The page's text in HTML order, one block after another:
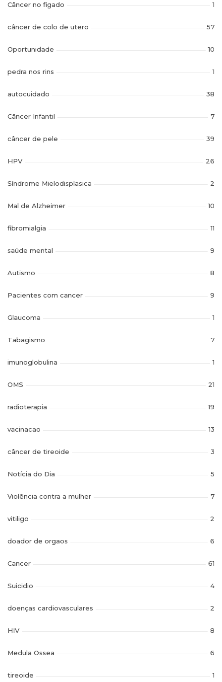
Câncer no figado 1
câncer de colo de utero 57
Oportunidade 10
pedra nos rins 1
autocuidado 38
Câncer Infantil 7
câncer de pele 39
HPV 26
Síndrome Mielodisplasica 2
Mal de Alzheimer 10
fibromialgia 11
saúde mental 9
Autismo 8
Pacientes com cancer 9
Glaucoma 1
Tabagismo 7
imunoglobulina 1
OMS 21
radioterapia 19
vacinacao 13
câncer de tireoide 3
Notícia do Dia 5
Violência contra a mulher 7
vitiligo 2
doador de orgaos 6
Cancer 61
Suicidio 4
doenças cardiovasculares 2
HIV 8
Medula Ossea 6
tireoide 1